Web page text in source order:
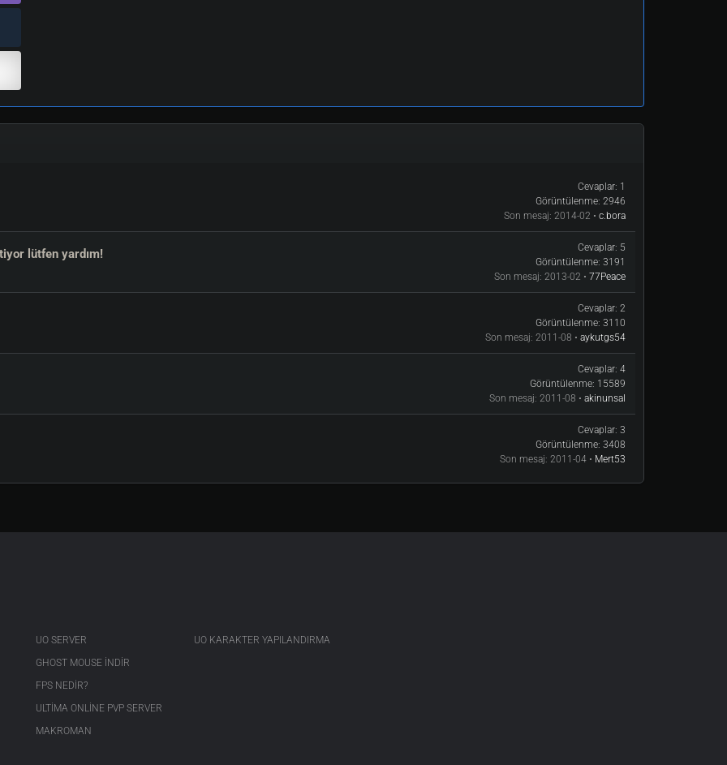
17:19, 16 yıl önce)
Cevaplar: 1
Görüntülenme: 2946
Son mesaj: 2014-02 • c.bora
lütfen yardım! Cevaplar: 5
Görüntülenme: 3191
Son mesaj: 2013-02 • 77Peace
Cevaplar: 2
Görüntülenme: 3110
Son mesaj: 2011-08 • aykutgs54
Cevaplar: 4
Görüntülenme: 15589
Son mesaj: 2011-08 • akinunsal
Cevaplar: 3
Görüntülenme: 3408
Son mesaj: 2011-04 • Mert53
UO SERVER
GHOST MOUSE INDIR
FPS NEDIR?
ULTIMA ONLINE PVP SERVER
MAKROMAN
UO KARAKTER YAPILANDIRMA